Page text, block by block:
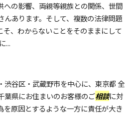
への影響、両親等親族との関係、世間
んあります。そして、複数の法律問題
そ、わからないことをそのままにして
...
渋谷区・武蔵野市を中心に、東京都 全
葉県にお住まいのお客様のご相談に対
を原因とするような一方に責任が大き